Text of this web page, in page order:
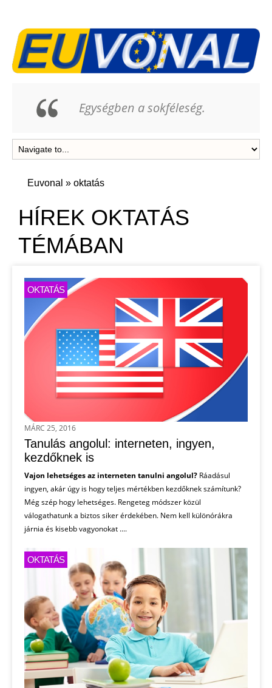
Egységben a sokféleség.
Euvonal » oktatás
HÍREK OKTATÁS
TÉMÁBAN
OKTATÁS
MÁRC 25, 2016
Tanulás angolul: interneten, ingyen,
kezdőknek is
Vajon lehetséges az interneten tanulni angolul? Ráadásul
ingyen, akár úgy is hogy teljes mértékben kezdőknek számítunk?
Még szép hogy lehetséges. Rengeteg módszer közül
válogathatunk a biztos siker érdekében. Nem kell különórákra
járnia és kisebb vagyonokat ....
OKTATÁS